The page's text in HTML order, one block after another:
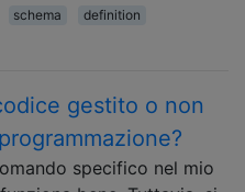
schema
definition
gestito o non
specifico nel mio